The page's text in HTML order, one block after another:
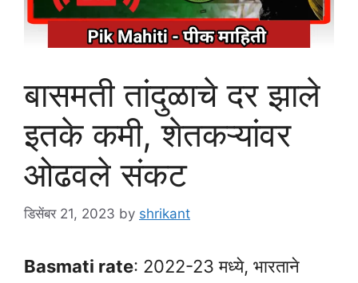
बासमती तांदुळाचे दर झाले
इतके कमी, शेतकऱ्यांवर
ओढवले संकट
डिसेंबर 21, 2023 by shrikant
Basmati rate: 2022-23 मध्ये, भारताने